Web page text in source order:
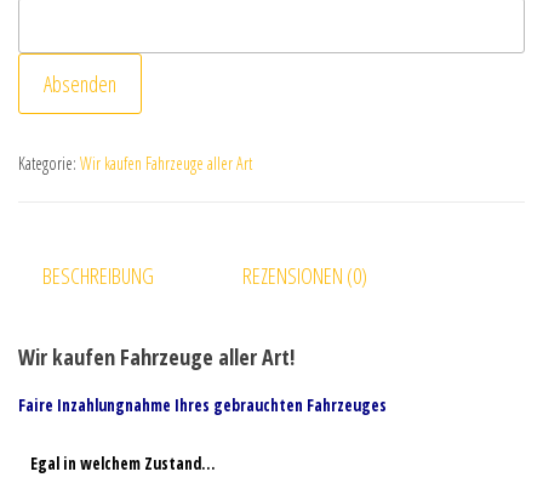
Absenden
Kategorie: Wir kaufen Fahrzeuge aller Art
BESCHREIBUNG REZENSIONEN (0)
Wir kaufen Fahrzeuge aller Art!
Faire Inzahlungnahme Ihres gebrauchten Fahrzeuges
Egal in welchem Zustand…